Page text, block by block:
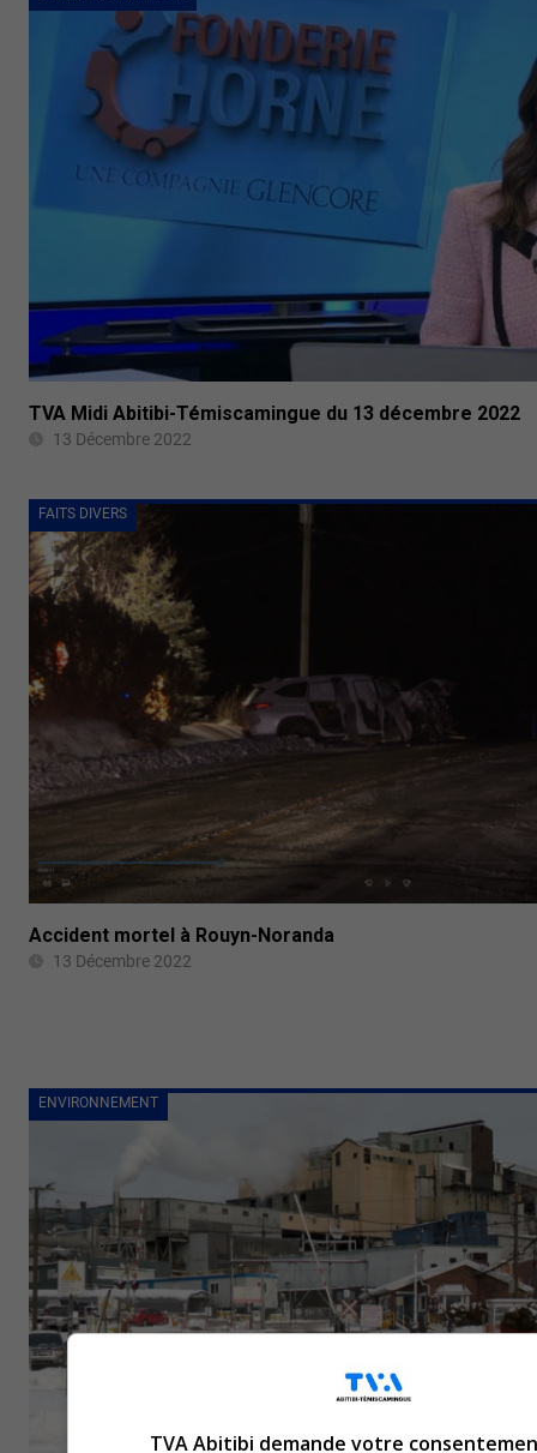
TVA Midi Abitibi-Témiscamingue du 13 décembre 2022
13 Décembre 2022
FAITS DIVERS
Accident mortel à Rouyn-Noranda
13 Décembre 2022
ENVIRONNEMENT
TVA Abitibi demande votre